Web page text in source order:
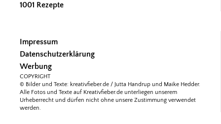
1001 Rezepte
Impressum
Datenschutzerklärung
Werbung
COPYRIGHT
© Bilder und Texte: kreativfieber.de / Jutta Handrup und Maike Hedder.
Alle Fotos und Texte auf Kreativfieber.de unterliegen unserem
Urheberrecht und dürfen nicht ohne unsere Zustimmung verwendet
werden.